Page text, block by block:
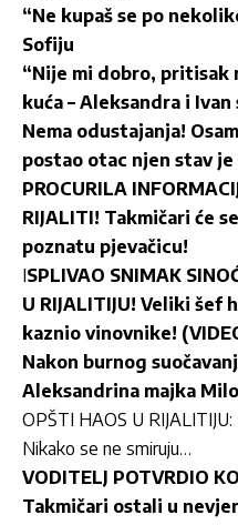
“Ne kupaš se po
Sofiju
“Nije mi dobro, pritisak
kuća – Aleksandra i
Nema odustajanja!
postao otac njen stav je
PROCURILA
RIJALITI! Takmičari će
poznatu pjevačicu!
ISPLIVAO SNIMAK
U RIJALITIJU! Veliki
kaznio vinovnike!
Nakon burnog
Aleksandrina majka
OPŠTI HAOS U
Nikako se ne smiruju…
VODITELJ POTVRDIO
Takmičari ostali u